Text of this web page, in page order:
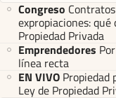
Congreso
expropiaciones:
Propiedad Privada
Emprendedores
línea recta
EN VIVO Propiedad
Ley de Propiedad